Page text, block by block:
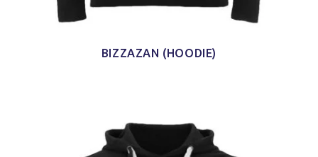
BIZZAZAN (HOODIE)